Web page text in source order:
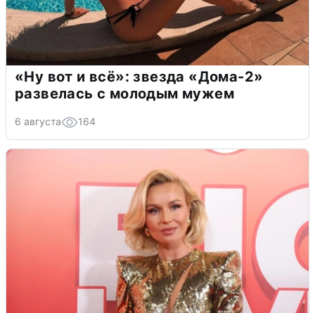
«Ну вот и всё»: звезда «Дома-2»
развелась с молодым мужем
6 августа 164